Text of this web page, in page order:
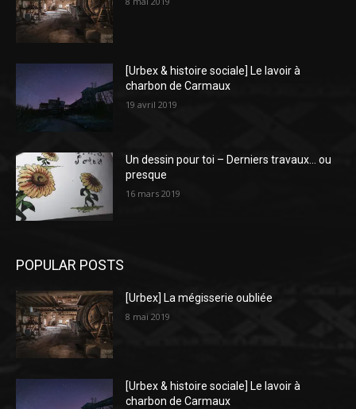
[Urbex & histoire sociale] Le lavoir à
charbon de Carmaux
19 avril 2019
Un dessin pour toi – Derniers travaux… ou
presque
16 mars 2019
POPULAR POSTS
[Urbex] La mégisserie oubliée
8 mai 2019
[Urbex & histoire sociale] Le lavoir à
charbon de Carmaux